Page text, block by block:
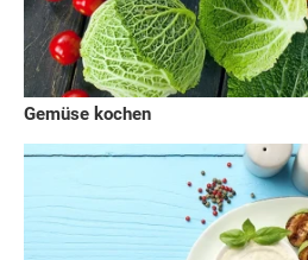
Gemüse kochen